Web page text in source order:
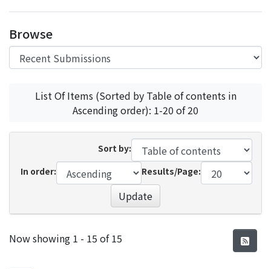
Browse
List Of Items (Sorted by Table of contents in
Ascending order): 1-20 of 20
Sort by:
In order:
Results/Page:
Update
Recent Submissions
Now showing 1 - 15 of 15